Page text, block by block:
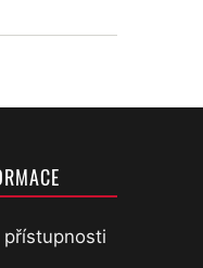
přístupnosti